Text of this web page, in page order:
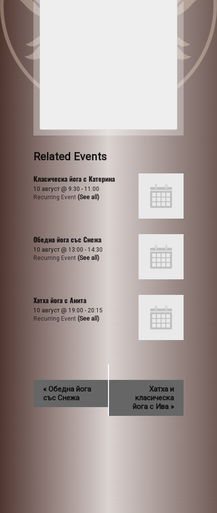
Related Events
Класическа йога с Катерина
10 август @ 9:30 - 11:00
Recurring Event (See all)
Обедна йога със Снежа
10 август @ 13:00 - 14:30
Recurring Event (See all)
Хатха йога с Анита
10 август @ 19:00 - 20:15
Recurring Event (See all)
« Обедна йога
със Снежа
Хатха и
класическа
йога с Ива »